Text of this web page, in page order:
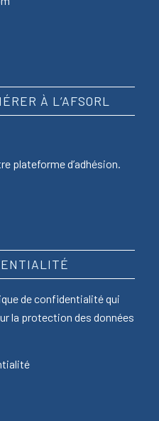
À L’AFSORL
plateforme d’adhésion.
de confidentialité qui
la protection des données